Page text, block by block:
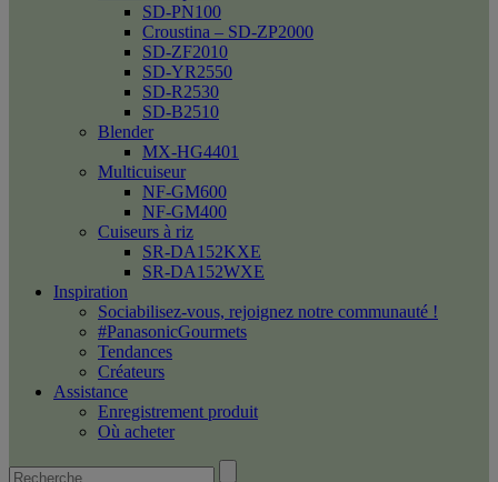
SD-PN100
Croustina – SD-ZP2000
SD-ZF2010
SD-YR2550
SD-R2530
SD-B2510
Blender
MX-HG4401
Multicuiseur
NF-GM600
NF-GM400
Cuiseurs à riz
SR-DA152KXE
SR-DA152WXE
Inspiration
Sociabilisez-vous, rejoignez notre communauté !
#PanasonicGourmets
Tendances
Créateurs
Assistance
Enregistrement produit
Où acheter